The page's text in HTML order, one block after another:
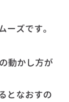
ズです。
動かし方が
となおすの